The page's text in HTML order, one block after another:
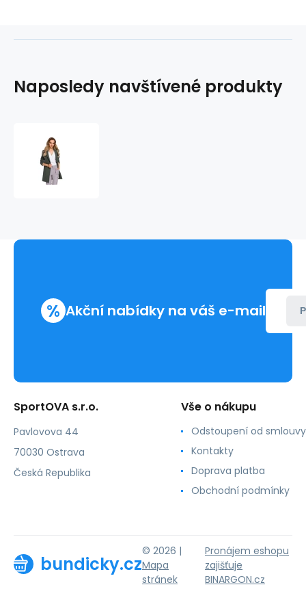
Naposledy navštívené produkty
% Akční nabídky na váš e-mail
SportOVA s.r.o.
Pavlovova 44
70030 Ostrava
Česká Republika
Vše o nákupu
Odstoupení od smlouvy
Kontakty
Doprava platba
Obchodní podmínky
bundicky.cz
© 2026 |
Mapa
stránek
Pronájem eshopu
zajišťuje
BINARGON.cz